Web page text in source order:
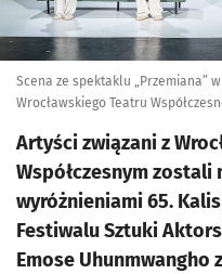
Scena ze spektaklu „Przemiana”
Wrocławskiego Teatru
Artyści związani z
Współczesnym
wyróżnieniami 65.
Festiwalu Sztuki
Emose Uhunmwangho